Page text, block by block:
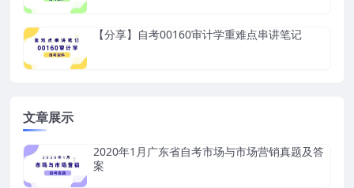
【分享】自考00160审计学重难点串讲笔记
文章展示
2020年1月广东省自考市场与市场营销真题及答
案